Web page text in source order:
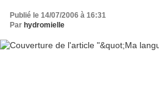
Publié le 14/07/2006 à 16:31
Par hydromielle